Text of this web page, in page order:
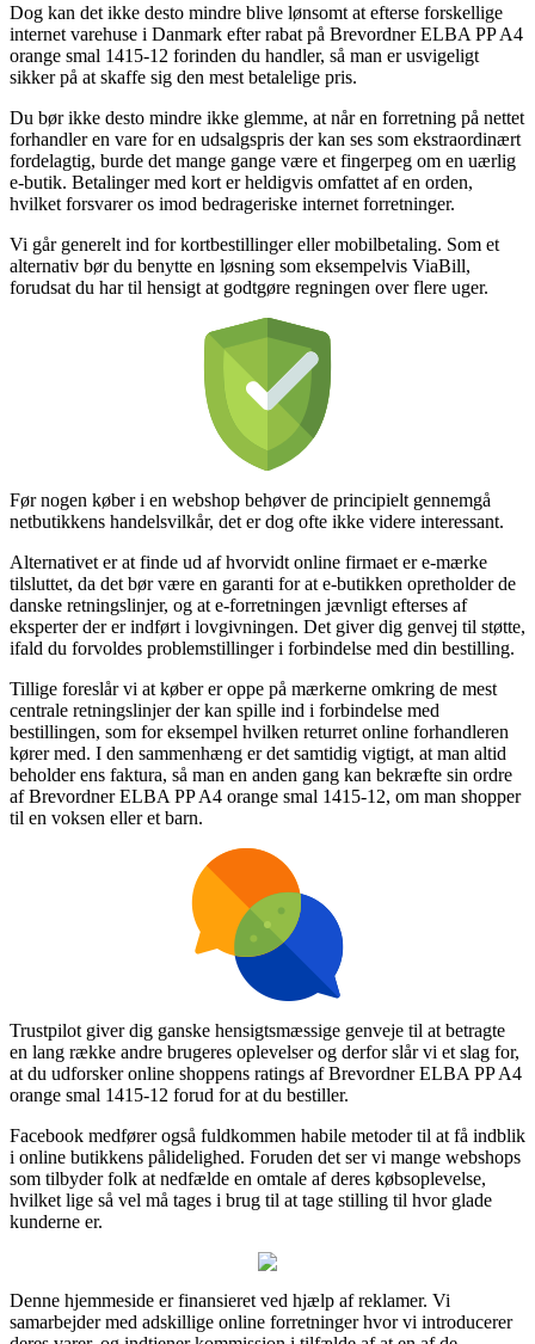
Dog kan det ikke desto mindre blive lønsomt at efterse forskellige
internet varehuse i Danmark efter rabat på Brevordner ELBA PP A4
orange smal 1415-12 forinden du handler, så man er usvigeligt
sikker på at skaffe sig den mest betalelige pris.
Du bør ikke desto mindre ikke glemme, at når en forretning på nettet
forhandler en vare for en udsalgspris der kan ses som ekstraordinært
fordelagtig, burde det mange gange være et fingerpeg om en uærlig
e-butik. Betalinger med kort er heldigvis omfattet af en orden,
hvilket forsvarer os imod bedrageriske internet forretninger.
Vi går generelt ind for kortbestillinger eller mobilbetaling. Som et
alternativ bør du benytte en løsning som eksempelvis ViaBill,
forudsat du har til hensigt at godtgøre regningen over flere uger.
Før nogen køber i en webshop behøver de principielt gennemgå
netbutikkens handelsvilkår, det er dog ofte ikke videre interessant.
Alternativet er at finde ud af hvorvidt online firmaet er e-mærke
tilsluttet, da det bør være en garanti for at e-butikken opretholder de
danske retningslinjer, og at e-forretningen jævnligt efterses af
eksperter der er indført i lovgivningen. Det giver dig genvej til støtte,
ifald du forvoldes problemstillinger i forbindelse med din bestilling.
Tillige foreslår vi at køber er oppe på mærkerne omkring de mest
centrale retningslinjer der kan spille ind i forbindelse med
bestillingen, som for eksempel hvilken returret online forhandleren
kører med. I den sammenhæng er det samtidig vigtigt, at man altid
beholder ens faktura, så man en anden gang kan bekræfte sin ordre
af Brevordner ELBA PP A4 orange smal 1415-12, om man shopper
til en voksen eller et barn.
Trustpilot giver dig ganske hensigtsmæssige genveje til at betragte
en lang række andre brugeres oplevelser og derfor slår vi et slag for,
at du udforsker online shoppens ratings af Brevordner ELBA PP A4
orange smal 1415-12 forud for at du bestiller.
Facebook medfører også fuldkommen habile metoder til at få indblik
i online butikkens pålidelighed. Foruden det ser vi mange webshops
som tilbyder folk at nedfælde en omtale af deres købsoplevelse,
hvilket lige så vel må tages i brug til at tage stilling til hvor glade
kunderne er.
Denne hjemmeside er finansieret ved hjælp af reklamer. Vi
samarbejder med adskillige online forretninger hvor vi introducerer